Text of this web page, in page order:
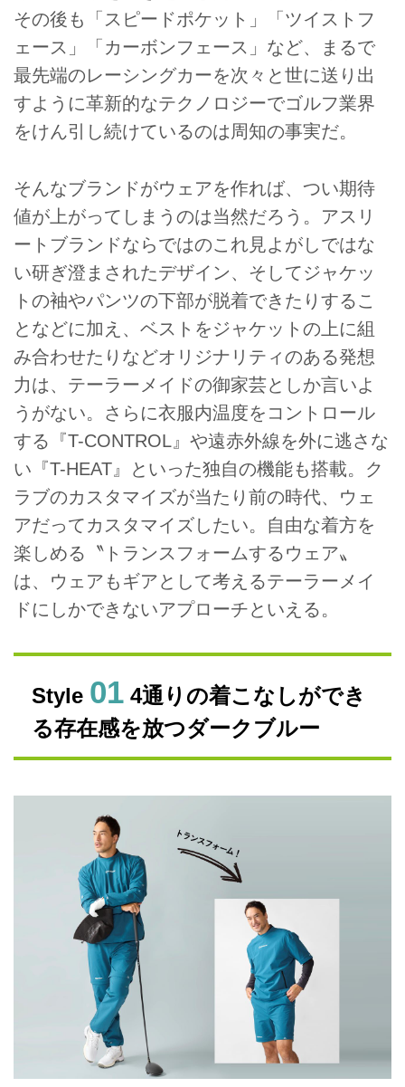
その後も「スピードポケット」「ツイストフ
ェース」「カーボンフェース」など、まるで
最先端のレーシングカーを次々と世に送り出
すように革新的なテクノロジーでゴルフ業界
をけん引し続けているのは周知の事実だ。
そんなブランドがウェアを作れば、つい期待
値が上がってしまうのは当然だろう。アスリ
ートブランドならではのこれ見よがしではな
い研ぎ澄まされたデザイン、そしてジャケッ
トの袖やパンツの下部が脱着できたりするこ
となどに加え、ベストをジャケットの上に組
み合わせたりなどオリジナリティのある発想
力は、テーラーメイドの御家芸としか言いよ
うがない。さらに衣服内温度をコントロール
する『T-CONTROL』や遠赤外線を外に逃さな
い『T-HEAT』といった独自の機能も搭載。ク
ラブのカスタマイズが当たり前の時代、ウェ
アだってカスタマイズしたい。自由な着方を
楽しめる〝トランスフォームするウェア〟
は、ウェアもギアとして考えるテーラーメイ
ドにしかできないアプローチといえる。
Style 01 4通りの着こなしができ
る存在感を放つダークブルー